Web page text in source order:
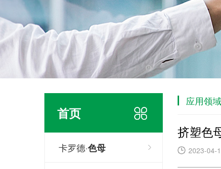
首页
卡罗德·色母
应用领域
挤塑色
2023-04-